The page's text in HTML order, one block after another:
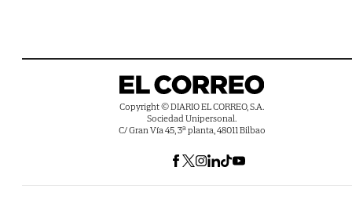
Copyright © DIARIO EL CORREO, S.A.
Sociedad Unipersonal.
C/ Gran Vía 45, 3ª planta, 48011 Bilbao